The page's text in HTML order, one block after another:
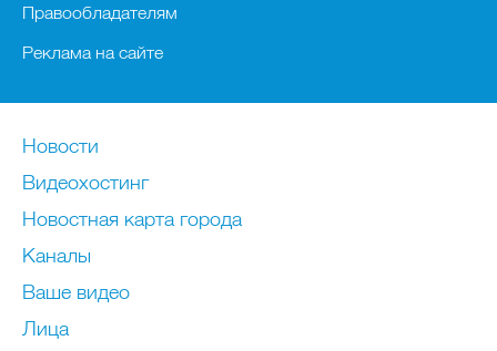
Правообладателям
Реклама на сайте
Новости
Видеохостинг
Новостная карта города
Каналы
Ваше видео
Лица